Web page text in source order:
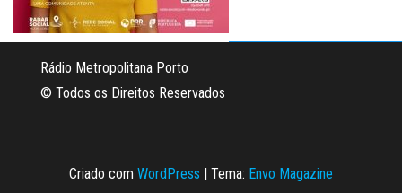
Rádio Metropolitana Porto
© Todos os Direitos Reservados
Criado com WordPress | Tema: Envo Magazine